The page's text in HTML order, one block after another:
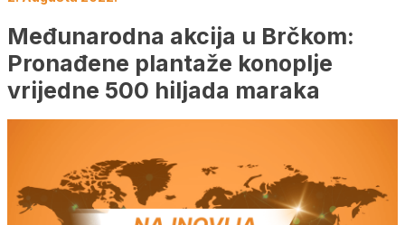
Međunarodna akcija u Brčkom:
Pronađene plantaže konoplje
vrijedne 500 hiljada maraka